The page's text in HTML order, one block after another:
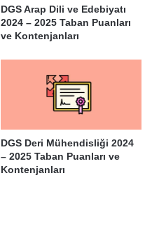
DGS Arap Dili ve Edebiyatı
2024 – 2025 Taban Puanları
ve Kontenjanları
DGS Deri Mühendisliği 2024
– 2025 Taban Puanları ve
Kontenjanları